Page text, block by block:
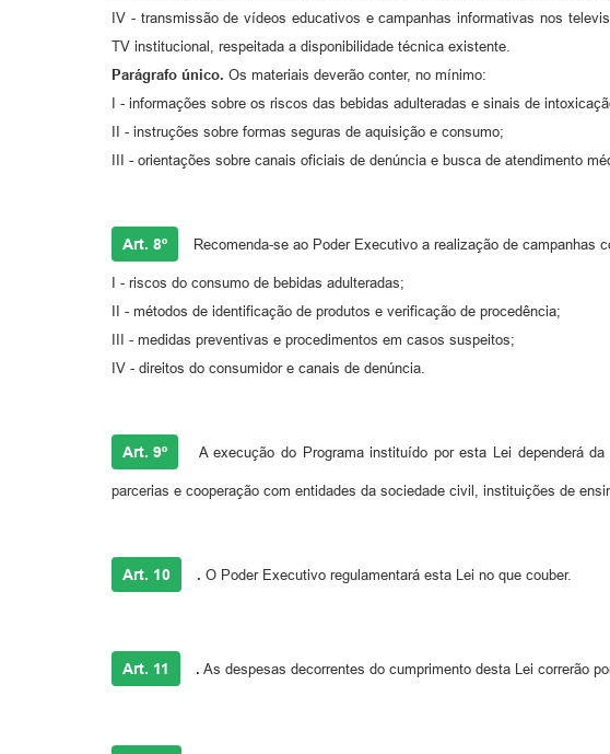
IV - transmissão de vídeos educativos e campanhas informativas nos
TV institucional, respeitada a disponibilidade técnica existente.
Parágrafo único. Os materiais deverão conter, no mínimo:
I - informações sobre os riscos das bebidas adulteradas e sinais de
II - instruções sobre formas seguras de aquisição e consumo;
III - orientações sobre canais oficiais de denúncia e busca de atendimento
Art. 8º Recomenda-se ao Poder Executivo a realização de
I - riscos do consumo de bebidas adulteradas;
II - métodos de identificação de produtos e verificação de procedência;
III - medidas preventivas e procedimentos em casos suspeitos;
IV - direitos do consumidor e canais de denúncia.
Art. 9º A execução do Programa instituído por esta Lei dependerá
parcerias e cooperação com entidades da sociedade civil, instituições de
Art. 10 . O Poder Executivo regulamentará esta Lei no que couber.
Art. 11 . As despesas decorrentes do cumprimento desta Lei correrão